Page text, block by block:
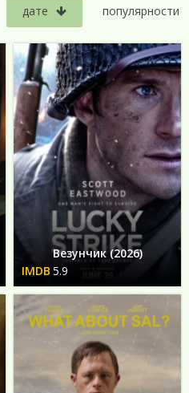
дате популярности
Везунчик (2026)
5.9